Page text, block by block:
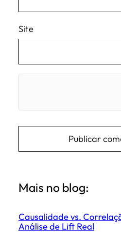
Site
Mais no blog:
Causalidade vs.
Análise de Lift Real